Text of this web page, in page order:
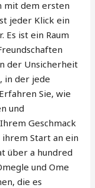
mit dem ersten
jeder Klick ein
Es ist ein Raum
der Unsicherheit
in der jede
Sie, wie
und
Geschmack
Start an ein
über a hundred
und Ome
die es